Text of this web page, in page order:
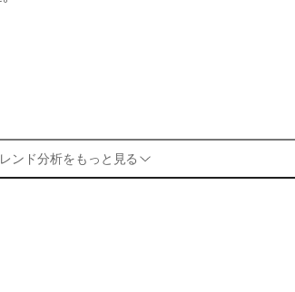
ンド分析をもっと見る